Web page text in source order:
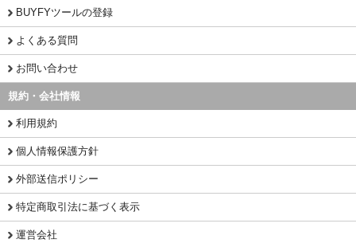
BUYFYツールの登録
よくある質問
お問い合わせ
規約・会社情報
利用規約
個人情報保護方針
外部送信ポリシー
特定商取引法に基づく表示
運営会社